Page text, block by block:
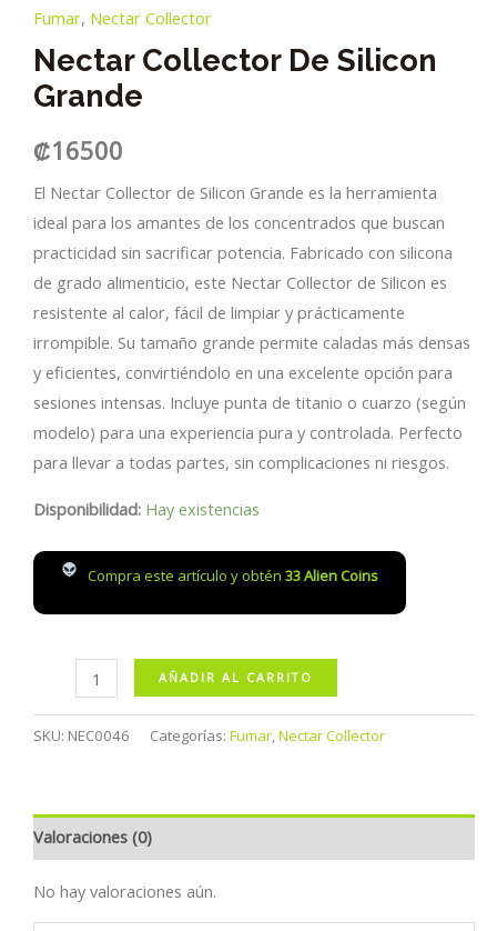
Fumar, Nectar Collector
Nectar Collector De Silicon
Grande
₡16500
El Nectar Collector de Silicon Grande es la herramienta
ideal para los amantes de los concentrados que buscan
practicidad sin sacrificar potencia. Fabricado con silicona
de grado alimenticio, este Nectar Collector de Silicon es
resistente al calor, fácil de limpiar y prácticamente
irrompible. Su tamaño grande permite caladas más densas
y eficientes, convirtiéndolo en una excelente opción para
sesiones intensas. Incluye punta de titanio o cuarzo (según
modelo) para una experiencia pura y controlada. Perfecto
para llevar a todas partes, sin complicaciones ni riesgos.
Disponibilidad: Hay existencias
Compra este artículo y obtén 33Alien Coins
Collector
de
cantidad
AÑADIR AL CARRITO
SKU: NEC0046 Categorías: Fumar,Nectar Collector
Valoraciones (0)
No hay valoraciones aún.